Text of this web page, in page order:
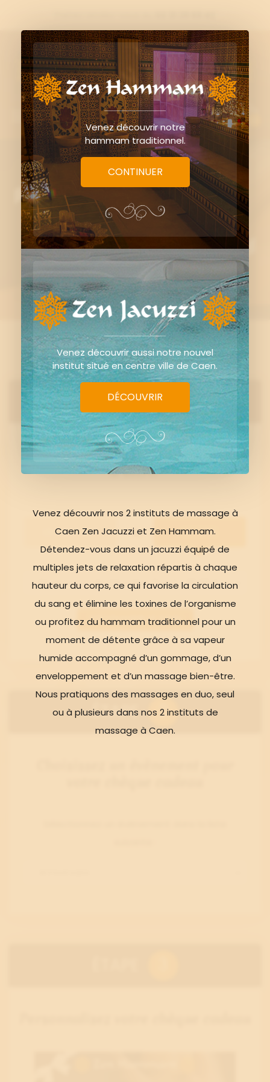
Venez découvrir notre
hammam traditionnel.
CONTINUER
Venez découvrir aussi notre nouvel
institut situé en centre ville de Caen.
DÉCOUVRIR
Venez découvrir nos 2 instituts de massage à
Caen Zen Jacuzzi et Zen Hammam.
Détendez-vous dans un jacuzzi équipé de
multiples jets de relaxation répartis à chaque
hauteur du corps, ce qui favorise la circulation
du sang et élimine les toxines de l’organisme
ou profitez du hammam traditionnel pour un
moment de détente grâce à sa vapeur
humide accompagné d’un gommage, d’un
enveloppement et d’un massage bien-être.
Nous pratiquons des massages en duo, seul
ou à plusieurs dans nos 2 instituts de
massage à Caen.

Chèque cadeau
(Rituel secret de Cléopâtre - Solo)
ÉTAPE 1
Choisissez un montant ou un soin
à offrir
UN MONTANT Ou UN SOIN
Rituel secret de Cléopâtre (Solo) - 85,00 €
DÉCOUVRIR LE SOIN
ÉTAPE 2